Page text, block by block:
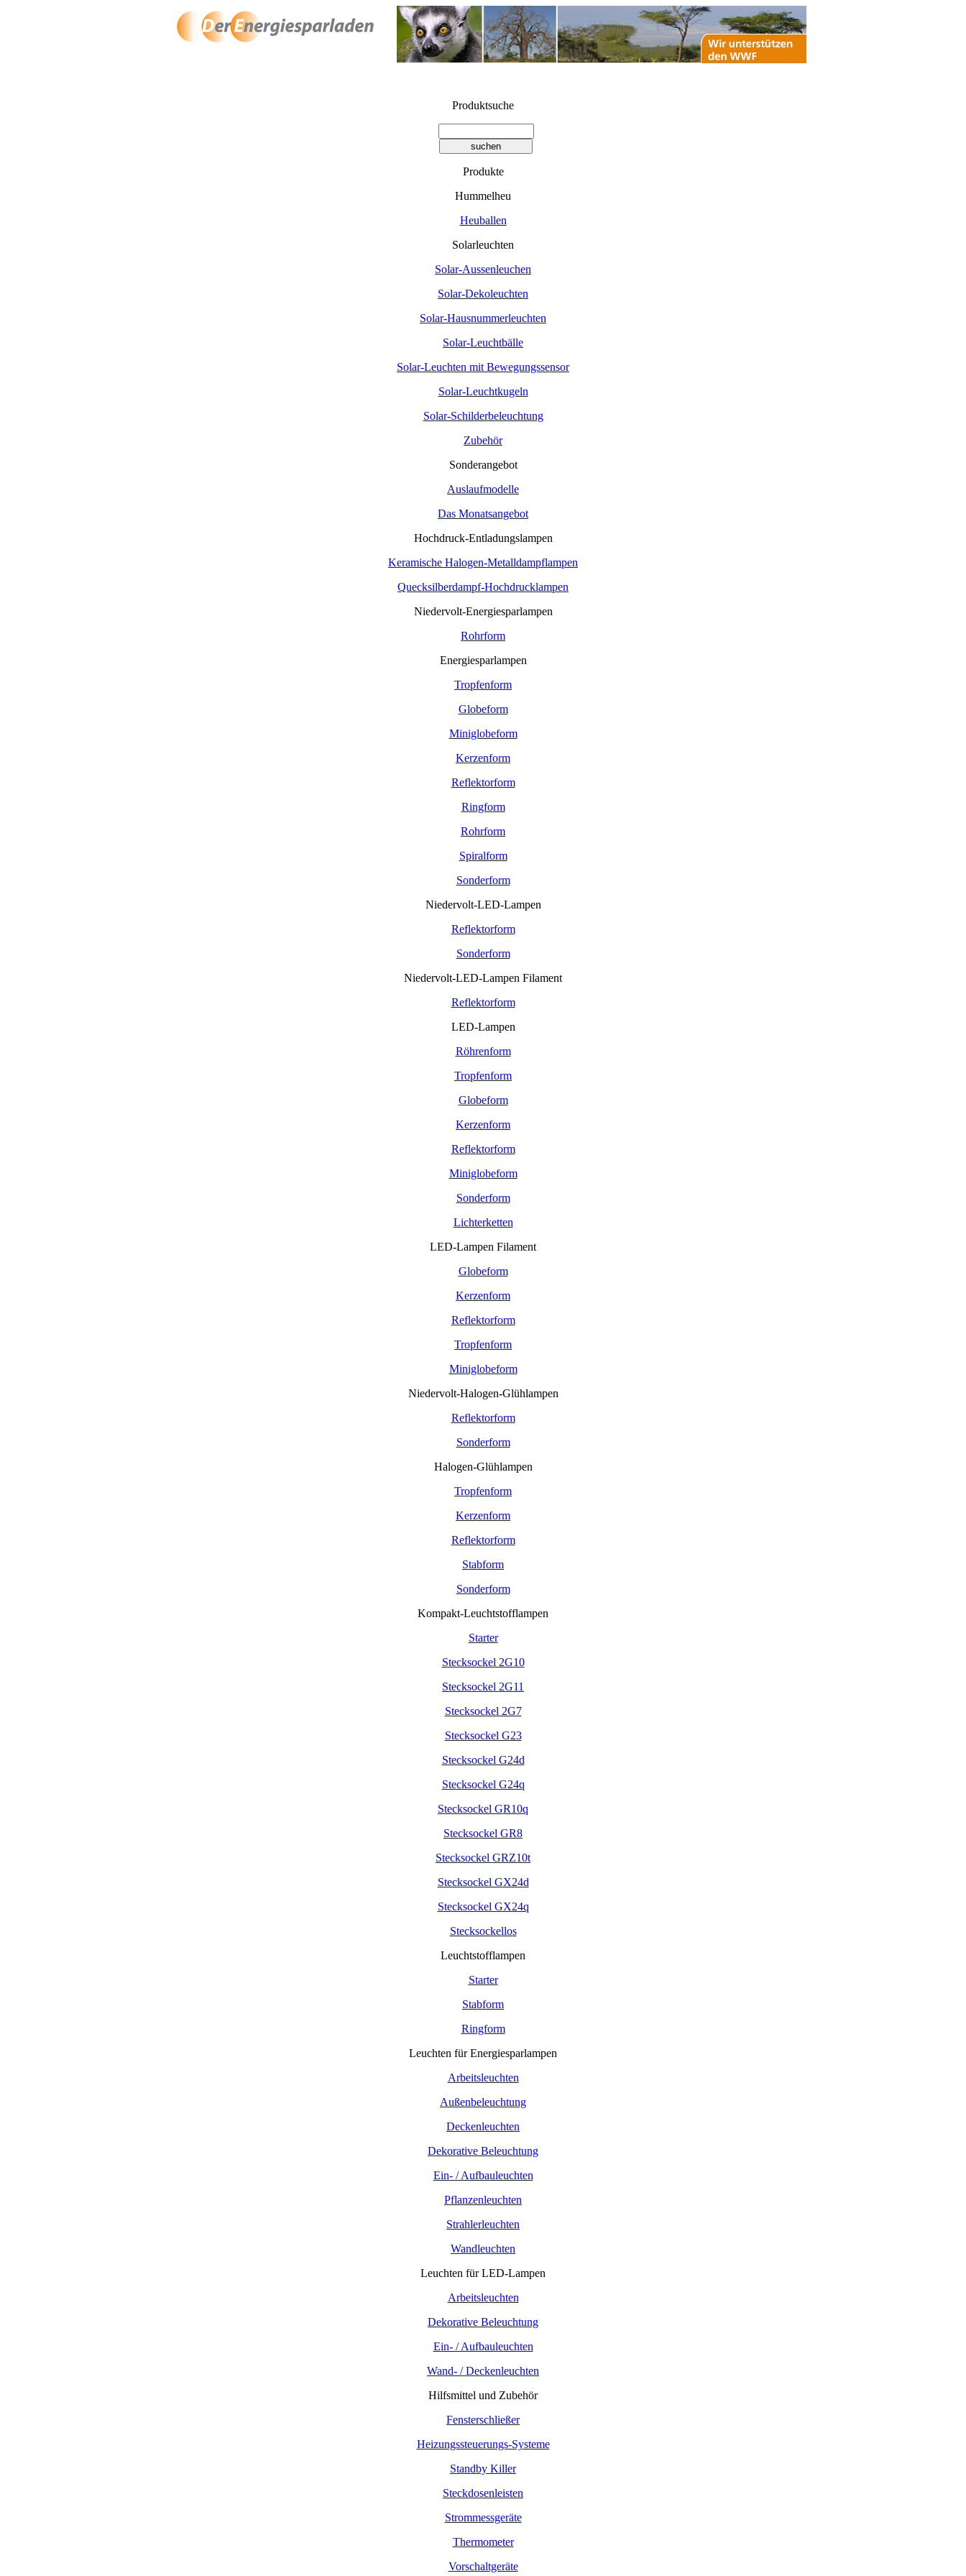
Produktsuche
Produkte
Hummelheu
Heuballen
Solarleuchten
Solar-Aussenleuchen
Solar-Dekoleuchten
Solar-Hausnummerleuchten
Solar-Leuchtbälle
Solar-Leuchten mit Bewegungssensor
Solar-Leuchtkugeln
Solar-Schilderbeleuchtung
Zubehör
Sonderangebot
Auslaufmodelle
Das Monatsangebot
Hochdruck-Entladungslampen
Keramische Halogen-Metalldampflampen
Quecksilberdampf-Hochdrucklampen
Niedervolt-Energiesparlampen
Rohrform
Energiesparlampen
Tropfenform
Globeform
Miniglobeform
Kerzenform
Reflektorform
Ringform
Rohrform
Spiralform
Sonderform
Niedervolt-LED-Lampen
Reflektorform
Sonderform
Niedervolt-LED-Lampen Filament
Reflektorform
LED-Lampen
Röhrenform
Tropfenform
Globeform
Kerzenform
Reflektorform
Miniglobeform
Sonderform
Lichterketten
LED-Lampen Filament
Globeform
Kerzenform
Reflektorform
Tropfenform
Miniglobeform
Niedervolt-Halogen-Glühlampen
Reflektorform
Sonderform
Halogen-Glühlampen
Tropfenform
Kerzenform
Reflektorform
Stabform
Sonderform
Kompakt-Leuchtstofflampen
Starter
Stecksockel 2G10
Stecksockel 2G11
Stecksockel 2G7
Stecksockel G23
Stecksockel G24d
Stecksockel G24q
Stecksockel GR10q
Stecksockel GR8
Stecksockel GRZ10t
Stecksockel GX24d
Stecksockel GX24q
Stecksockellos
Leuchtstofflampen
Starter
Stabform
Ringform
Leuchten für Energiesparlampen
Arbeitsleuchten
Außenbeleuchtung
Deckenleuchten
Dekorative Beleuchtung
Ein- / Aufbauleuchten
Pflanzenleuchten
Strahlerleuchten
Wandleuchten
Leuchten für LED-Lampen
Arbeitsleuchten
Dekorative Beleuchtung
Ein- / Aufbauleuchten
Wand- / Deckenleuchten
Hilfsmittel und Zubehör
Fensterschließer
Heizungssteuerungs-Systeme
Standby Killer
Steckdosenleisten
Strommessgeräte
Thermometer
Vorschaltgeräte